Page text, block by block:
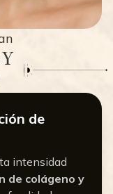
de
intensidad
de colágeno y